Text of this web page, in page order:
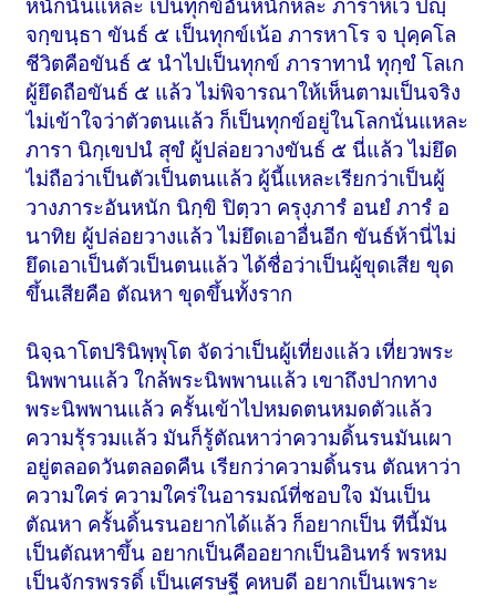
หนักนั่นแหละ เป็นทุกข์อันหนักหละ ภาราหเว ปญฺ
จกฺขนฺธา ขันธ์ ๕ เป็นทุกข์เน้อ ภารหาโร จ ปุคฺคโล
ชีวิตคือขันธ์ ๕ นำไปเป็นทุกข์ ภาราทานํ ทุกฺขํ โลเก
ผู้ยึดถือขันธ์ ๕ แล้ว ไม่พิจารณาให้เห็นตามเป็นจริง
ไม่เข้าใจว่าตัวตนแล้ว ก็เป็นทุกข์อยู่ในโลกนั่นแหละ
ภารา นิกฺเขปนํ สุขํ ผู้ปล่อยวางขันธ์ ๕ นี่แล้ว ไม่ยึด
ไม่ถือว่าเป็นตัวเป็นตนแล้ว ผู้นี้แหละเรียกว่าเป็นผู้
วางภาระอันหนัก นิกฺขิ ปิตฺวา ครุงฺภารํ อนยํ ภารํ อ
นาทิย ผู้ปล่อยวางแล้ว ไม่ยึดเอาอื่นอีก ขันธ์ห้านี่ไม่
ยึดเอาเป็นตัวเป็นตนแล้ว ได้ชื่อว่าเป็นผู้ขุดเสีย ขุด
ขึ้นเสียคือ ตัณหา ขุดขึ้นทั้งราก
นิจฺฉาโตปรินิพฺพุโต จัดว่าเป็นผู้เที่ยงแล้ว เที่ยวพระ
นิพพานแล้ว ใกล้พระนิพพานแล้ว เขาถึงปากทาง
พระนิพพานแล้ว ครั้นเข้าไปหมดตนหมดตัวแล้ว
ความรุ้รวมแล้ว มันก็รู้ตัณหาว่าความดิ้นรนมันเผา
อยู่ตลอดวันตลอดคืน เรียกว่าความดิ้นรน ตัณหาว่า
ความใคร่ ความใคร่ในอารมณ์ที่ชอบใจ มันเป็น
ตัณหา ครั้นดิ้นรนอยากได้แล้ว ก็อยากเป็น ทีนี้มัน
เป็นตัณหาขึ้น อยากเป็นคืออยากเป็นอินทร์ พรหม
เป็นจักรพรรดิ์ เป็นเศรษฐี คหบดี อยากเป็นเพราะ